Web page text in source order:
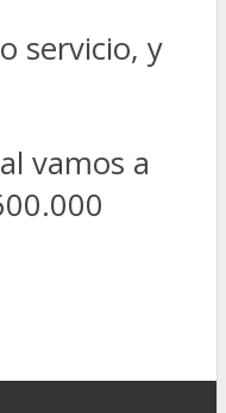
servicio, y
vamos a